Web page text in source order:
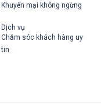
Khuyến mại không ngừng
Dịch vụ
Chăm sóc khách hàng uy
tin